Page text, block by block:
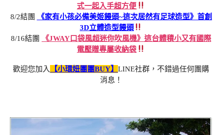
式一起入手超方便
8/2結團
《家有小孩必備美姬饅頭~這次居然有足球造型》首創
3D立體造型饅頭
8/16結團
《JWAY口袋風超迷你吹風機》這台體積小又有國際
電壓贈專屬收納袋
歡迎您加入 【小環妞團團BUY】 LINE社群，不錯過任何團購
消息！